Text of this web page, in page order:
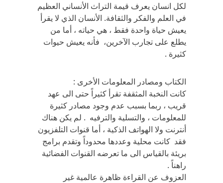
لكل انسان يعرف قيمة التراث الأنساني العظيم
في العلم والفكر والثقافة. الأنسان الذي لا يقرأ
يعيش حياة واحدة فقط ، هي حياته ، أما من
يطلع على تجارب الآخرين، فأنه يعيش حيوات
كثيرة .
الكتاب ومصادر المعلومات الأخرى :
كانت النخبة المثقفة تقرأ كثيراً حتى الى عهد
قريب ، ربما بسبب عدم وجود مصادر كثيرة
للمعلومات ، والتسلية والترفيه . لم يكن هناك
أنترنت ولا الهواتف الذكية ، أما قنوات التلفزيون
فقد كانت محلية وعددها محدوداً وتقدم برامج
بريئة بالقياس الى ما تعرضه القنوات الفضائية
راهناً .
العزوف عن القراءة ظاهرة عالمية غير